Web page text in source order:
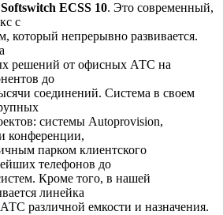
Softswitch ECSS 10. Это современный,
с
который непрерывно развивается.
решений от офисных АТС на
до
соединений. Система в своем
системы Autoprovision,
конференции,
парком клиентского
телефонов до
Кроме того, в нашей
линейка
различной емкости и назначения.